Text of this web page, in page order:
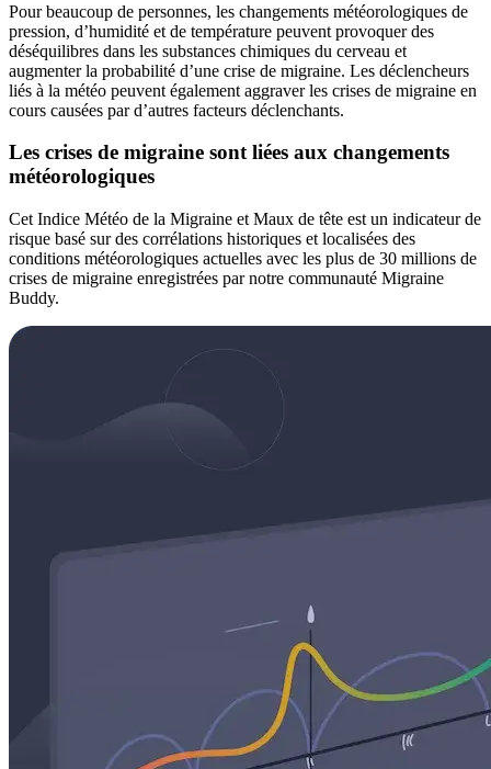
Pour beaucoup de personnes, les changements météorologiques de
pression, d’humidité et de température peuvent provoquer des
déséquilibres dans les substances chimiques du cerveau et
augmenter la probabilité d’une crise de migraine. Les déclencheurs
liés à la météo peuvent également aggraver les crises de migraine en
cours causées par d’autres facteurs déclenchants.
Les crises de migraine sont liées aux changements
météorologiques
Cet Indice Météo de la Migraine et Maux de tête est un indicateur de
risque basé sur des corrélations historiques et localisées des
conditions météorologiques actuelles avec les plus de 30 millions de
crises de migraine enregistrées par notre communauté Migraine
Buddy.